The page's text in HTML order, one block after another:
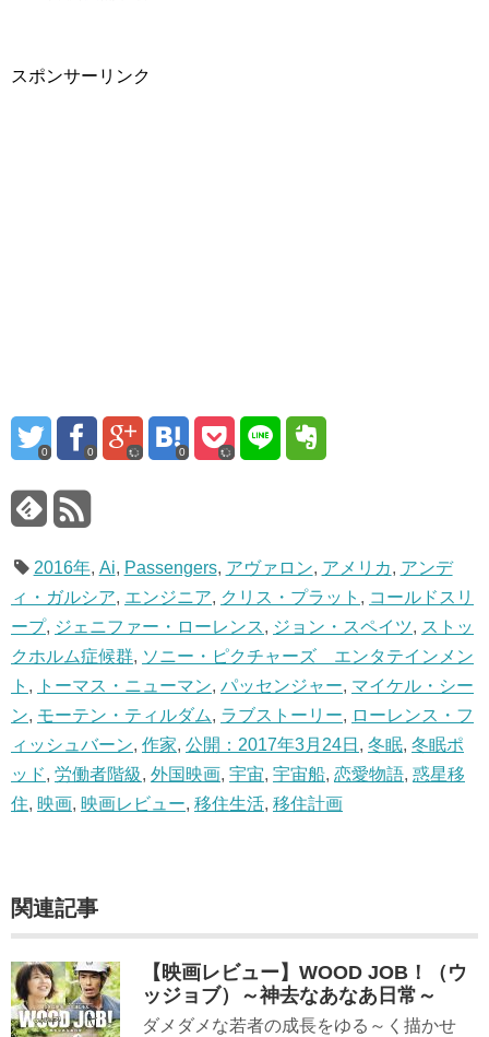
スポンサーリンク
0 0 0
2016年, Ai, Passengers, アヴァロン, アメリカ, アンデ
ィ・ガルシア, エンジニア, クリス・プラット , コールドスリ
ープ, ジェニファー・ローレンス, ジョン・スペイツ, ストッ
クホルム症候群, ソニー・ピクチャーズ エンタテインメン
ト , トーマス・ニューマン, パッセンジャー, マイケル・シー
ン, モーテン・ティルダム, ラブストーリー, ローレンス・フ
ィッシュバーン, 作家, 公開：2017年3月24日 , 冬眠, 冬眠ポ
ッド, 労働者階級, 外国映画, 宇宙, 宇宙船, 恋愛物語, 惑星移
住, 映画, 映画レビュー, 移住生活, 移住計画
関連記事
【映画レビュー】WOOD JOB！（ウ
ッジョブ）～神去なあなあ日常～
ダメダメな若者の成長をゆる～く描かせ